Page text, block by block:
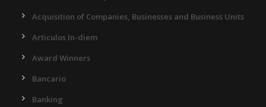
Acquisition of Companies, Businesses and Business Units
Articulos In-diem
Award Winners
Bancario
Banking